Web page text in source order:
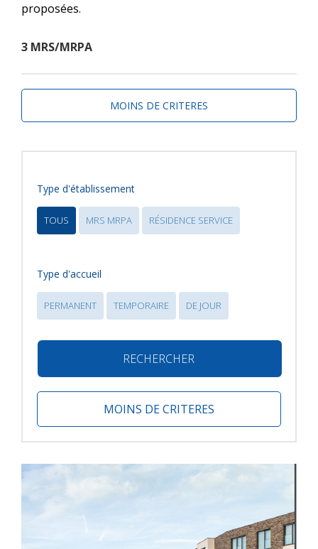
proposées.
3 MRS/MRPA
MOINS DE CRITERES
Type d'établissement
TOUS MRS MRPA RÉSIDENCE SERVICE
Type d'accueil
PERMANENT TEMPORAIRE DE JOUR
RECHERCHER
MOINS DE CRITERES